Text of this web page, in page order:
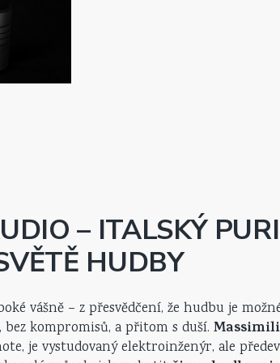
– ITALSKÝ
HUDBY
vášně – z přesvědčení, že hudbu je
kompromisů, a přitom s duší.
je vystudovaný elektroinženýr, ale